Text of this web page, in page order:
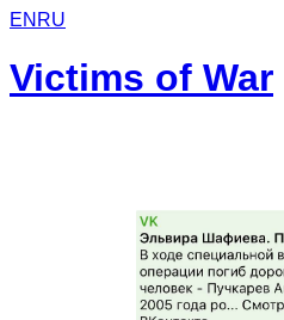
EN RU
Victims of War